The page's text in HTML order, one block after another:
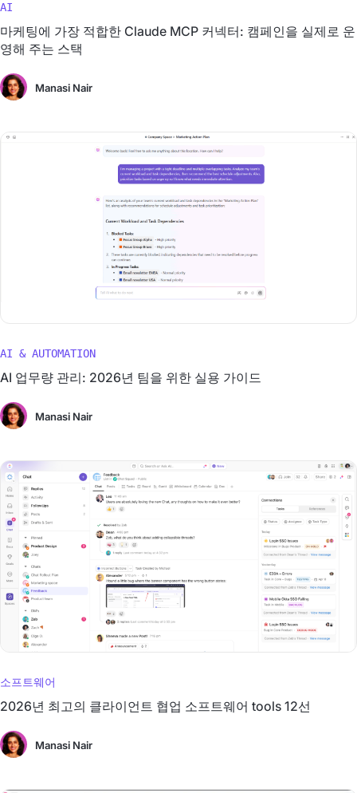
AI
마케팅에 가장 적합한 Claude MCP 커넥터: 캠페인을 실제로 운
영해 주는 스택
Manasi Nair
AI & AUTOMATION
AI 업무량 관리: 2026년 팀을 위한 실용 가이드
Manasi Nair
소프트웨어
2026년 최고의 클라이언트 협업 소프트웨어 tools 12선
Manasi Nair